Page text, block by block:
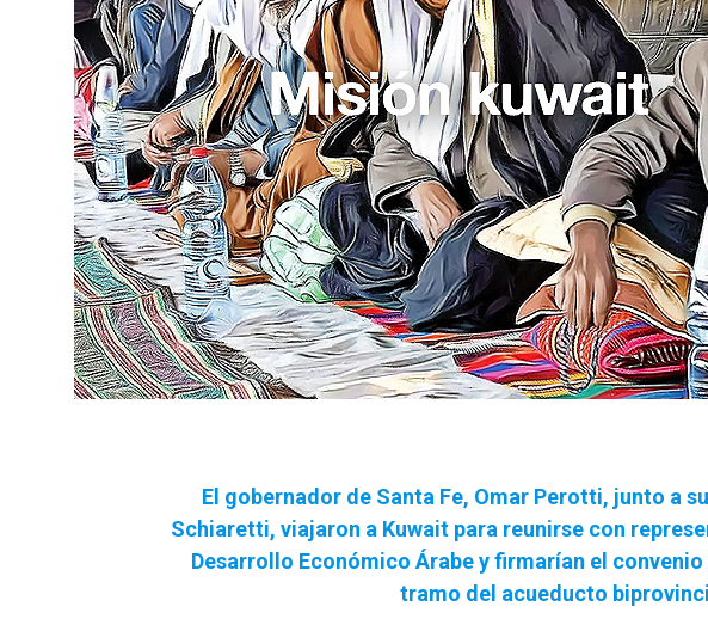
El gobernador de Santa Fe, Omar Perotti, junto a
Schiaretti, viajaron a Kuwait para reunirse con
Desarrollo Económico Árabe y firmarían el
tramo del acueducto